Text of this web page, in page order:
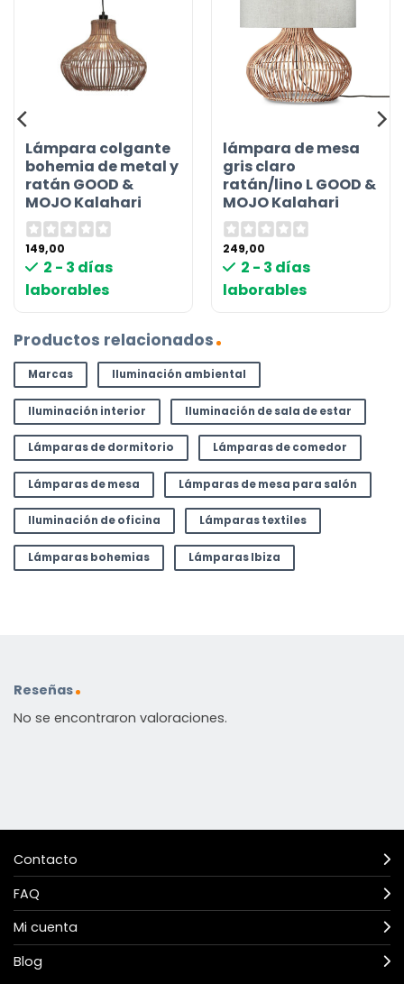
Lámpara colgante
bohemia de metal y
ratán GOOD &
MOJO Kalahari
149,00
2 - 3 días
laborables
lámpara de mesa
gris claro
ratán/lino L GOOD &
MOJO Kalahari
249,00
2 - 3 días
laborables
Productos relacionados
Marcas Iluminación ambiental
Iluminación interior Iluminación de sala de estar
Lámparas de dormitorio Lámparas de comedor
Lámparas de mesa Lámparas de mesa para salón
Iluminación de oficina Lámparas textiles
Lámparas bohemias Lámparas Ibiza
Reseñas
No se encontraron valoraciones.
Contacto
FAQ
Mi cuenta
Blog